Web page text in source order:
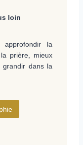
loin
approfondir la
prière, mieux
grandir dans la